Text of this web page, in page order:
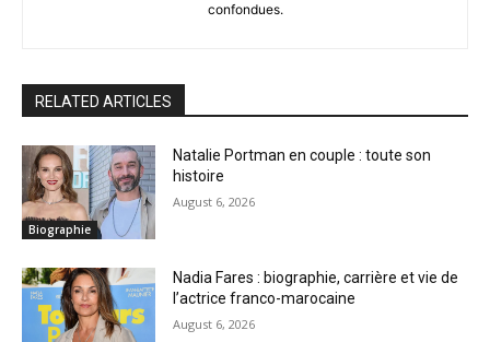
confondues.
RELATED ARTICLES
Biographie
Natalie Portman en couple : toute son
histoire
August 6, 2026
Nadia Fares : biographie, carrière et vie de
l’actrice franco-marocaine
August 6, 2026